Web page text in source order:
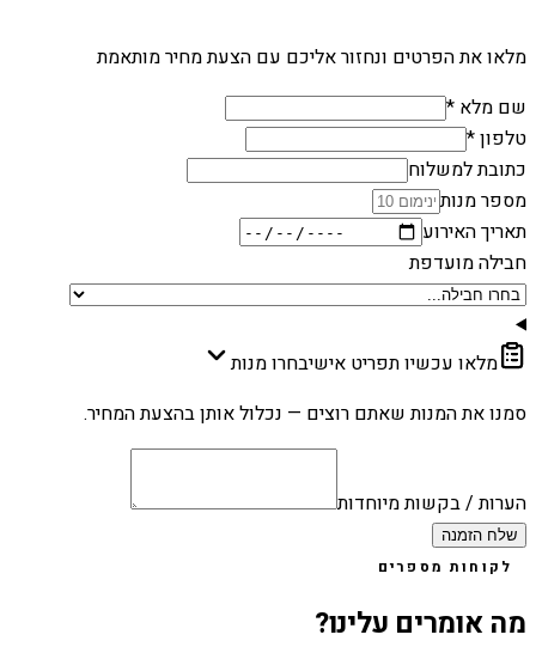
מלאו את הפרטים ונחזור אליכם עם הצעת מחיר מותאמת
שם מלא *
טלפון *
כתובת למשלוח
מספר מנות
תאריך האירוע
חבילה מועדפת
מלאו עכשיו תפריט אישיבחרו מנות
סמנו את המנות שאתם רוצים — נכלול אותן בהצעת המחיר.
הערות / בקשות מיוחדות
שלח הזמנה
לקוחות מספרים
מה אומרים עלינו?